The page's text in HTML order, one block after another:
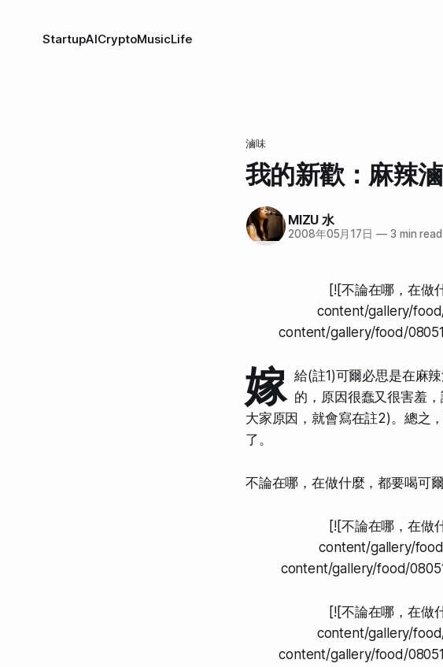
StartupAICryptoMusicLife
滷味
我的新歡：麻辣
MIZU 水
2008年05月17日 —3 min read
[![不論在哪，在做
content/gallery/
content/gallery/food/
嫁 給(註1)可爾必思是在麻
的，原因很蠢又很害羞
大家原因，就會寫在註2)。總之
了。
不論在哪，在做什麼，都要喝可爾
[![不論在哪，在做
content/gallery/
content/gallery/food/
[![不論在哪，在做
content/gallery/
content/gallery/food/